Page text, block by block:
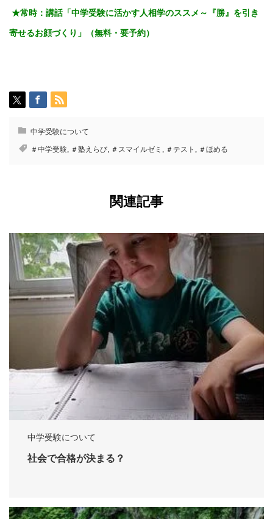
★常時：講話「中学受験に活かす人相学のススメ～『勝』を引き
寄せるお顔づくり」（無料・要予約）
中学受験について
＃中学受験 ＃塾えらび ＃スマイルゼミ ＃テスト ＃ほめる
関連記事
中学受験について
社会で合格が決まる？